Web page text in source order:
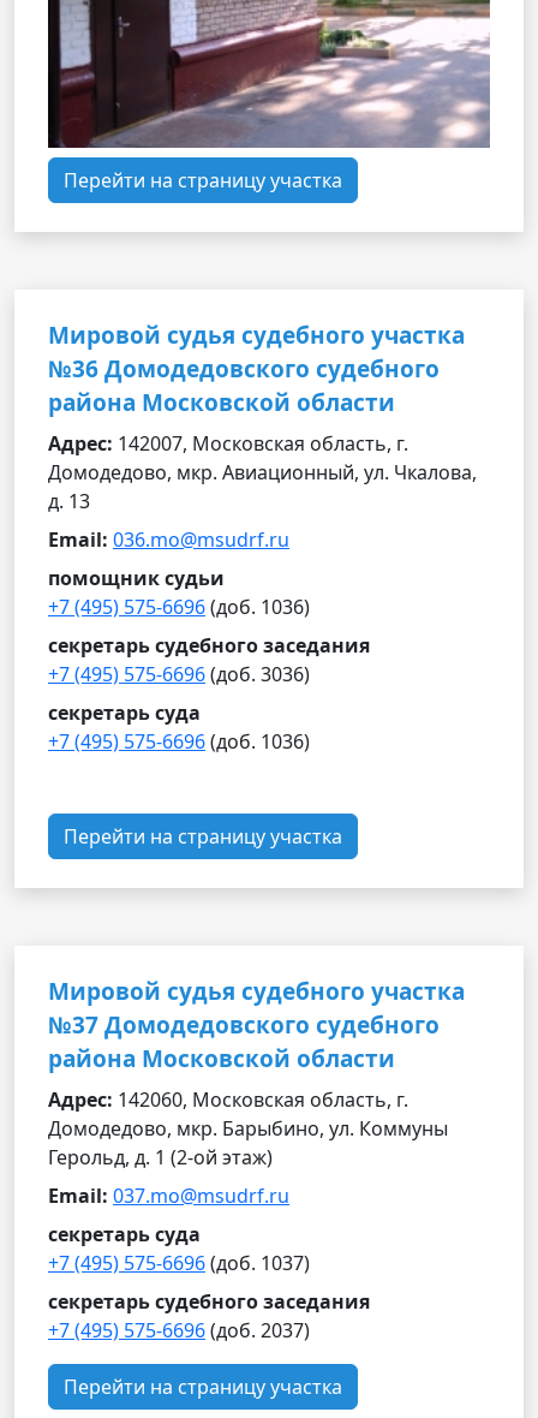
Перейти на страницу участка
Мировой судья судебного участка
№36 Домодедовского судебного
района Московской области
Адрес: 142007, Московская область, г.
Домодедово, мкр. Авиационный, ул. Чкалова,
д. 13
Email: 036.mo@msudrf.ru
помощник судьи
+7 (495) 575-6696(доб. 1036)
секретарь судебного заседания
+7 (495) 575-6696(доб. 3036)
секретарь суда
+7 (495) 575-6696(доб. 1036)
Перейти на страницу участка
Мировой судья судебного участка
№37 Домодедовского судебного
района Московской области
Адрес: 142060, Московская область, г.
Домодедово, мкр. Барыбино, ул. Коммуны
Герольд, д. 1 (2-ой этаж)
Email: 037.mo@msudrf.ru
секретарь суда
+7 (495) 575-6696(доб. 1037)
секретарь судебного заседания
+7 (495) 575-6696(доб. 2037)
Перейти на страницу участка